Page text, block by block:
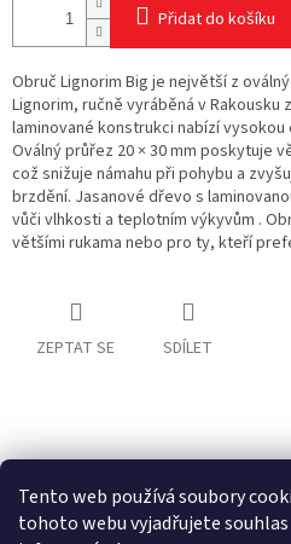
Tento web používá soubory
tohoto webu vyjadřujete souhlas
Přidat do košíku
Obruč Lignorim Big je největší z
Lignorim, ručně vyráběná v Rakousku
laminované konstrukci nabízí
Oválný průřez 20 × 30 mm poskytuje
což snižuje námahu při pohybu a
brzdění. Jasanové dřevo s
vůči vlhkosti a teplotním výkyvům .
většími rukama nebo pro ty, kteří
ZEPTAT SE SDÍLET
á